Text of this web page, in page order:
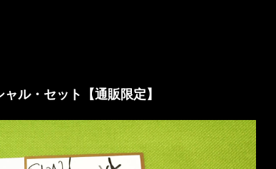
ル・セット【通販限定】